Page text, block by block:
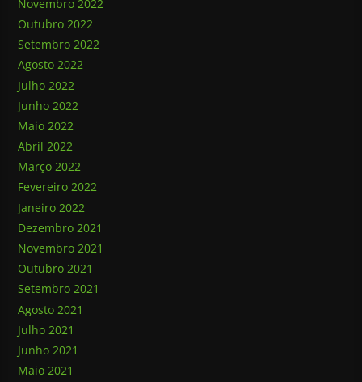
Novembro 2022
Outubro 2022
Setembro 2022
Agosto 2022
Julho 2022
Junho 2022
Maio 2022
Abril 2022
Março 2022
Fevereiro 2022
Janeiro 2022
Dezembro 2021
Novembro 2021
Outubro 2021
Setembro 2021
Agosto 2021
Julho 2021
Junho 2021
Maio 2021